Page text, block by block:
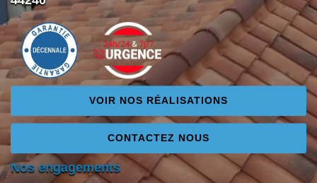
VOIR NOS RÉALISATIONS
CONTACTEZ NOUS
Nos engagements